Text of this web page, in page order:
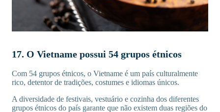
17. O Vietname possui 54 grupos étnicos
Com 54 grupos étnicos, o Vietname é um país culturalmente
rico, detentor de tradições, costumes e idiomas únicos.
A diversidade de festivais, vestuário e cozinha dos diferentes
grupos étnicos do país garante que não existem duas regiões do